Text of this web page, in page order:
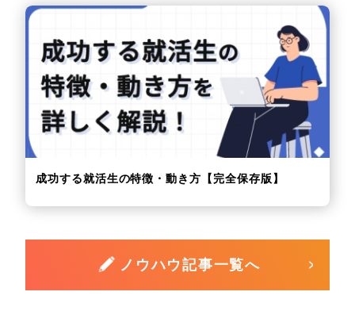
成功する就活生の特徴・動き方【完全保存版】
ノウハウ記事一覧へ